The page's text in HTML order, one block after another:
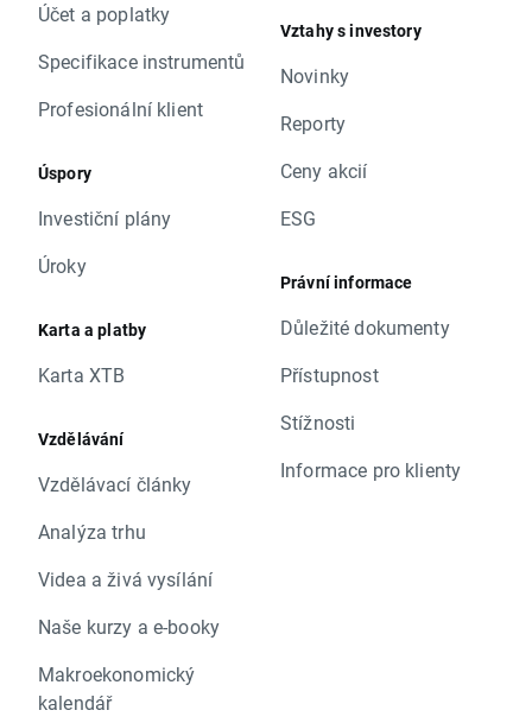
Účet a poplatky
Specifikace instrumentů
Profesionální klient
Úspory
Investiční plány
Úroky
Karta a platby
Karta XTB
Vzdělávání
Vzdělávací články
Analýza trhu
Videa a živá vysílání
Naše kurzy a e-booky
Makroekonomický
kalendář
Vztahy s investory
Novinky
Reporty
Ceny akcií
ESG
Právní informace
Důležité dokumenty
Přístupnost
Stížnosti
Informace pro klienty